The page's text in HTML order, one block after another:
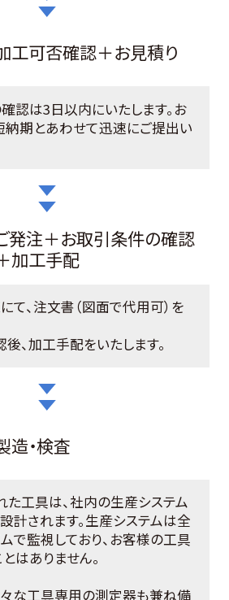
工可否確認＋お見積り
認は3日以内にいたします。お
納期とあわせて迅速にご提出い
発注＋お取引条件の確認
加工手配
て、注文書（図面で代用可）を
、加工手配をいたします。
造・検査
工具は、社内の生産システム
計されます。生産システムは全
で監視しており、お客様の工具
はありません。
々な工具専用の測定器も兼ね備